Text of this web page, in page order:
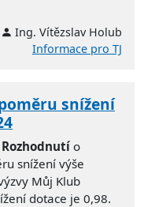
Ing. Vítězslav Holub
Informace pro TJ
snížení
o
snížení výše
Můj Klub
dotace je 0,98.